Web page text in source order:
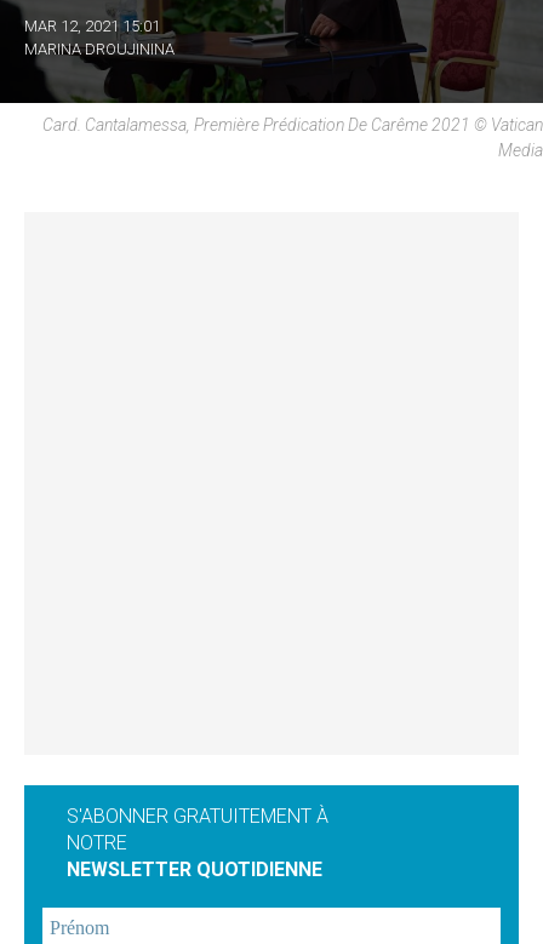
MAR 12, 2021 15:01
MARINA DROUJININA
Card. Cantalamessa, Première Prédication De Carême 2021 © Vatican
Media
S'ABONNER GRATUITEMENT À
NOTRE
NEWSLETTER QUOTIDIENNE